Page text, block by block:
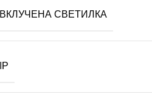
ВКЛУЧЕНА СВЕТИЛКА
IP